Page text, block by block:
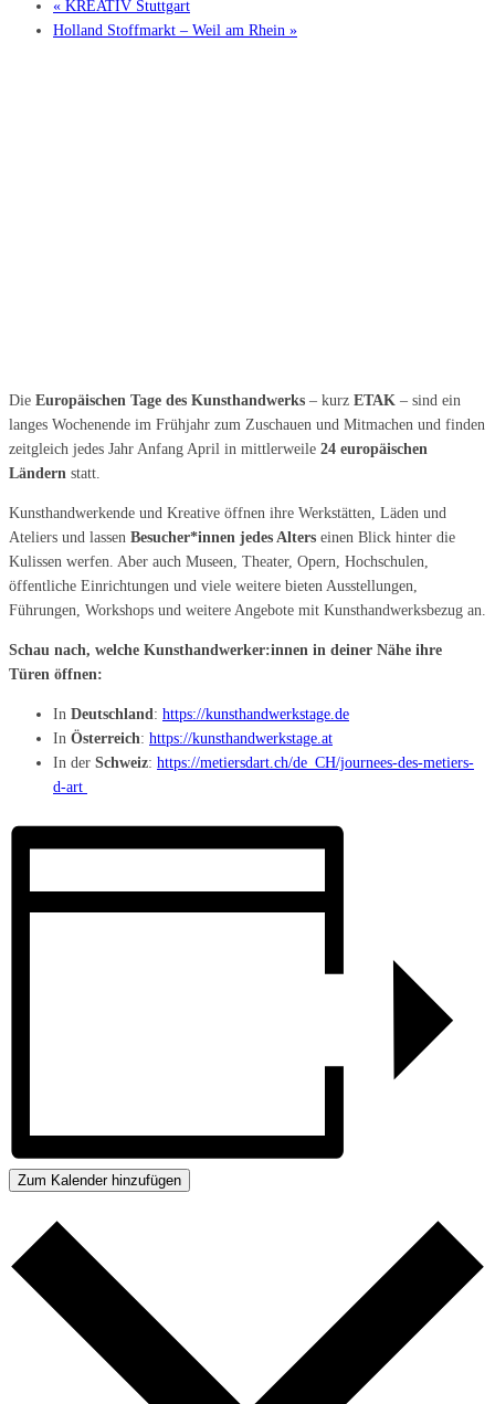
« KREATIV Stuttgart
Holland Stoffmarkt – Weil am Rhein »
Die Europäischen Tage des Kunsthandwerks – kurz ETAK – sind ein
langes Wochenende im Frühjahr zum Zuschauen und Mitmachen und finden
zeitgleich jedes Jahr Anfang April in mittlerweile 24 europäischen
Ländern statt.
Kunsthandwerkende und Kreative öffnen ihre Werkstätten, Läden und
Ateliers und lassen Besucher*innen jedes Alters einen Blick hinter die
Kulissen werfen. Aber auch Museen, Theater, Opern, Hochschulen,
öffentliche Einrichtungen und viele weitere bieten Ausstellungen,
Führungen, Workshops und weitere Angebote mit Kunsthandwerksbezug an.
Schau nach, welche Kunsthandwerker:innen in deiner Nähe ihre
Türen öffnen:
In Deutschland: https://kunsthandwerkstage.de
In Österreich: https://kunsthandwerkstage.at
In der Schweiz: https://metiersdart.ch/de_CH/journees-des-metiers-
d-art
Zum Kalender hinzufügen